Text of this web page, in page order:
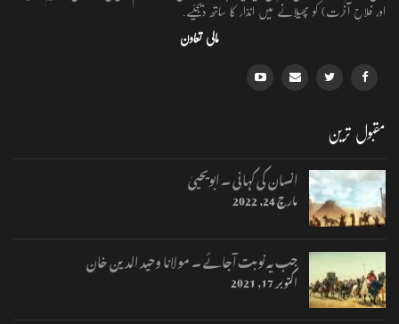
اور فلاحِ آخرت) کو پھیلانے میں انذار کا ساتھ دیجئیے.
مالی تعاون
مقبول ترین
انسان کی کہانی ۔ ابویحییٰ
مارچ 24, 2022
جب یہ نوبت آجائے ۔ مولانا وحید الدین خان
اکتوبر 17, 2021